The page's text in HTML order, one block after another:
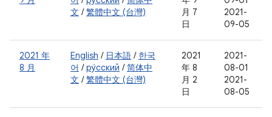
文 /繁體中文 (台灣)
月 7
日
2021-
09-05
2021 年
8 月
English / 日本語 / 한국
어 /ру́сский /简体中
文 /繁體中文 (台灣)
2021
年 8
月 2
日
2021-
08-01
2021-
08-05